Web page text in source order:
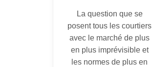
La question que se
posent tous les courtiers
avec le marché de plus
en plus imprévisible et
les normes de plus en